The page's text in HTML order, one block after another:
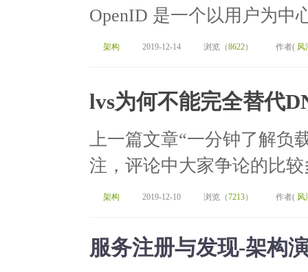
OpenID 是一个以用户为中
架构 2019-12-14 浏览（8622） 作者( 风
lvs为何不能完全替代
上一篇文章“一分钟了解负
注，评论中大家争论的比
架构 2019-12-10 浏览（7213） 作者( 风
服务注册与发现-架构